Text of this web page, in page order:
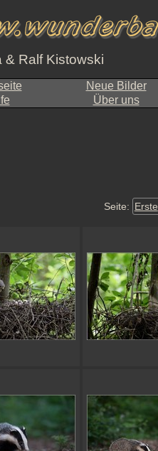
& Ralf Kistowski
Neue Bilder
Über uns
Seite: Erste